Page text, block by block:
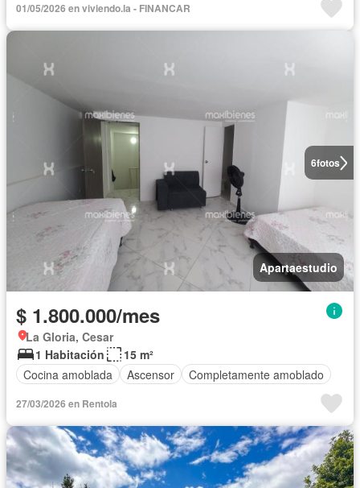
01/05/2026 en viviendo.la - FINANCAR
6fotos
Apartaestudio
$ 1.800.000/mes
La Gloria, Cesar
1 Habitación
15 m²
Cocina amoblada
Ascensor Completamente amoblado
27/03/2026 en Rentola